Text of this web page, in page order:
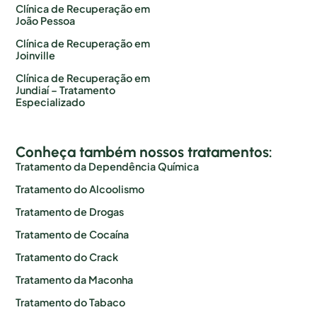
Clínica de Recuperação em
João Pessoa
Clínica de Recuperação em
Joinville
Clínica de Recuperação em
Jundiaí – Tratamento
Especializado
Conheça também nossos tratamentos:
Tratamento da Dependência Química
Tratamento do Alcoolismo
Tratamento de Drogas
Tratamento de Cocaína
Tratamento do Crack
Tratamento da Maconha
Tratamento do Tabaco